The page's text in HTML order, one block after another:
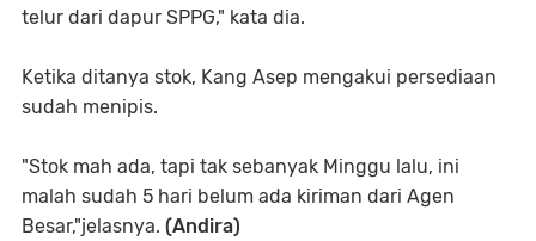
telur dari dapur SPPG," kata dia.
Ketika ditanya stok, Kang Asep mengakui persediaan
sudah menipis.
"Stok mah ada, tapi tak sebanyak Minggu lalu, ini
malah sudah 5 hari belum ada kiriman dari Agen
Besar,"jelasnya. (Andira)